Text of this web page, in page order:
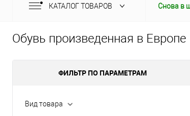
КАТАЛОГ ТОВАРОВ Снова в
Обувь произведенная в Европе
ФИЛЬТР ПО ПАРАМЕТРАМ
Вид товара